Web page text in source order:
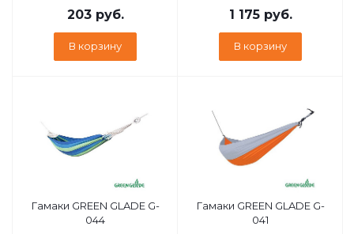
203руб.
В корзину
БАССЕЙНОВ 450Х220см)
28039
1 175руб.
В корзину
Гамаки GREEN GLADE G-
044
Гамаки GREEN GLADE G-
041